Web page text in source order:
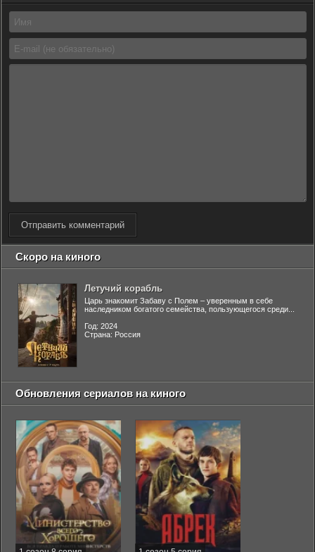
Отправить комментарий
Скоро на киного
Летучий корабль
Царь знакомит Забаву с Полем – уверенным в себе
наследником богатого семейства, пользующегося среди...
Год: 2024
Страна: Россия
Обновления сериалов на киного